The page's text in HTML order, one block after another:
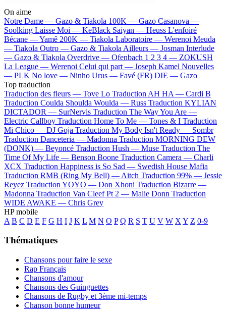
On aime
Notre Dame — Gazo & Tiakola 100K — Gazo Casanova —
Soolking Laisse Moi — KeBlack Saiyan — Heuss L'enfoiré
Bécane —Yamê 200K — Tiakola Laboratoire — Werenoi Meuda
— Tiakola Outro — Gazo & Tiakola Ailleurs — Josman Interlude
— Gazo & Tiakola Overdrive — Ofenbach 1 2 3 4 — ZOKUSH
La League — Werenoi Celui qui part — Joseph Kamel Nouvelles
— PLK No love — Ninho Urus — Favé (FR) DIE — Gazo
Top traduction
Traduction des fleurs — Tove Lo Traduction AH HA — Cardi B
Traduction Coulda Shoulda Woulda — Russ Traduction KYLIAN
DICTADOR — SurNervis Traduction The Way You Are —
Electric Callboy Traduction Home To Me — Tones & I Traduction
Mi Chico — DJ Goja Traduction My Body Isn't Ready — Sombr
Traduction Danceteria — Madonna Traduction MORNING DEW
(DONK) — Beyoncé Traduction Hush — Muse Traduction The
Time Of My Life — Benson Boone Traduction Camera — Charli
XCX Traduction Happiness is So Sad — Swedish House Mafia
Traduction RMB (Ring My Bell) — Aitch Traduction 99% — Jessie
Reyez Traduction YOYO — Don Xhoni Traduction Bizarre —
Madonna Traduction Van Cleef Pt 2 — Malie Donn Traduction
WIDE AWAKE — Chris Grey
HP mobile
A B C D E F G H I J K L M N O P Q R S T U V W X Y Z 0-9
Thématiques
Chansons pour faire le sexe
Rap Français
Chansons d'amour
Chansons des Guinguettes
Chansons de Rugby et 3ème mi-temps
Chanson bonne humeur